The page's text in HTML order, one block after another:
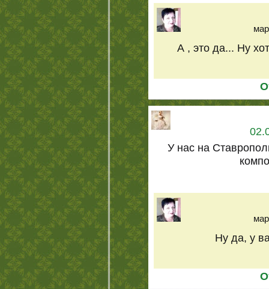
А , это да... Ну
У нас на
Ну да, у